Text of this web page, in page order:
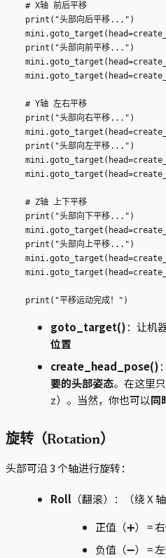
    # X轴 前后平移
    print("头部向后平移...")
    print("头部向前平移...")
    # Y轴 左右平移
    print("头部向右平移...")
    print("头部向左平移...")
    # Z轴 上下平移
    print("头部向下平移...")
    print("头部向上平移...")
goto_target()：让机
位置
create_head_pose()
要的头部姿态。在这里
z）。当然，你也可以同
旋转（Rotation）
头部可沿 3 个轴进行旋转：
Roll （翻滚）：（绕 X 轴
正值（➕） =
负值（➖） =